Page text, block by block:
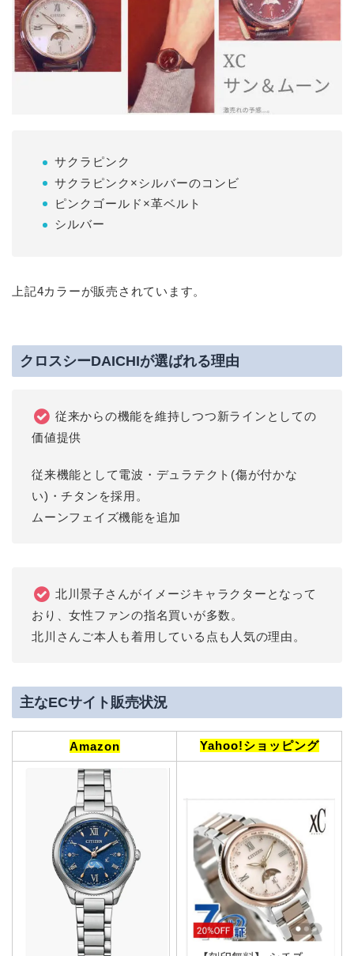
サクラピンク
サクラピンク×シルバーのコンビ
ピンクゴールド×革ベルト
シルバー
上記4カラーが販売されています。
クロスシーDAICHIが選ばれる理由
従来からの機能を維持しつつ新ラインとしての
価値提供
従来機能として電波・デュラテクト(傷が付かな
い)・チタンを採用。
ムーンフェイズ機能を追加
北川景子さんがイメージキャラクターとなって
おり、女性ファンの指名買いが多数。
北川さんご本人も着用している点も人気の理由。
主なECサイト販売状況
Amazon Yahoo!ショッピング